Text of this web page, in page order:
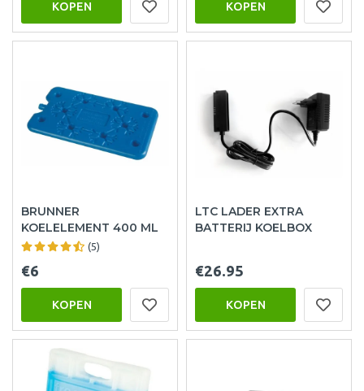
KOPEN KOPEN
BRUNNER
KOELELEMENT 400 ML
(5)
€6
KOPEN
LTC LADER EXTRA
BATTERIJ KOELBOX
€26.95
KOPEN